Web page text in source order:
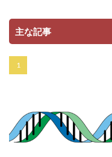
主な記事